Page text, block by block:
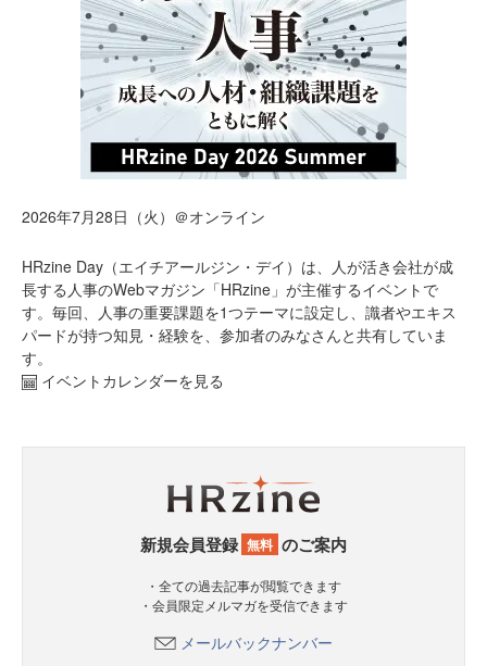
2026年7月28日（火）＠オンライン
HRzine Day（エイチアールジン・デイ）は、人が活き会社が成
長する人事のWebマガジン「HRzine」が主催するイベントで
す。毎回、人事の重要課題を1つテーマに設定し、識者やエキス
パードが持つ知見・経験を、参加者のみなさんと共有していま
す。
イベントカレンダーを見る
新規会員登録 無料 のご案内
・全ての過去記事が閲覧できます
・会員限定メルマガを受信できます
メールバックナンバー